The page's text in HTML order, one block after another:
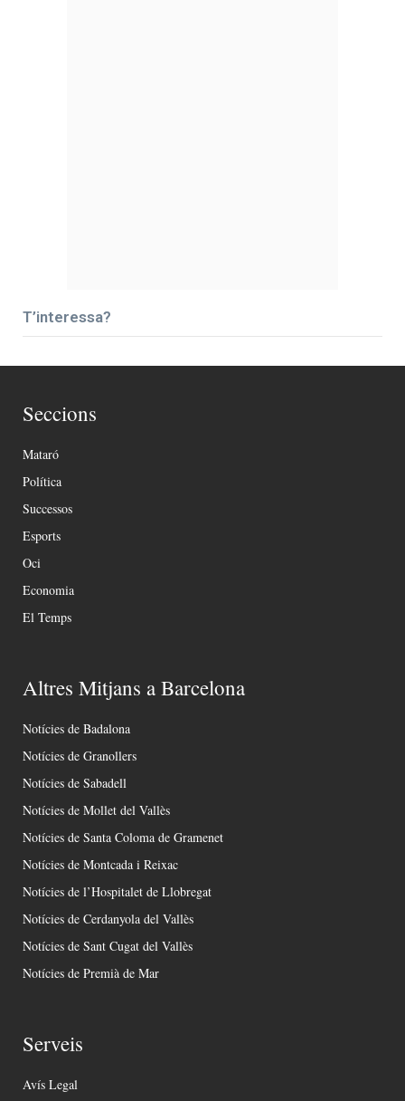
T’interessa?
Seccions
Mataró
Política
Successos
Esports
Oci
Economia
El Temps
Altres Mitjans a Barcelona
Notícies de Badalona
Notícies de Granollers
Notícies de Sabadell
Notícies de Mollet del Vallès
Notícies de Santa Coloma de Gramenet
Notícies de Montcada i Reixac
Notícies de l’Hospitalet de Llobregat
Notícies de Cerdanyola del Vallès
Notícies de Sant Cugat del Vallès
Notícies de Premià de Mar
Serveis
Avís Legal